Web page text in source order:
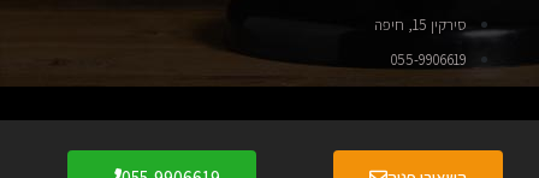
סירקין 15, חיפה
055-9906619
הבהרה
: התוכן באתר הינו למטרת העשרה וידע כללי בלבד, ואינו מהווה תחליף